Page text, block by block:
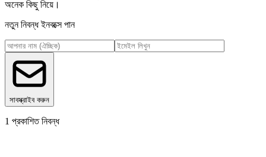
অনেক কিছু নিয়ে।
নতুন নিবন্ধ ইনবক্সে পান
সাবস্ক্রাইব করুন
1 প্রকাশিত নিবন্ধ